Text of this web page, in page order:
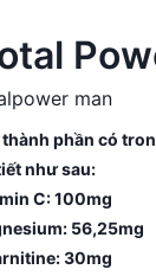
man
thành phần có
như sau:
C: 100mg
56,25mg
30mg